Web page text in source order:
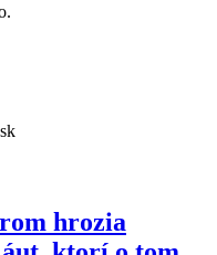
hrozia